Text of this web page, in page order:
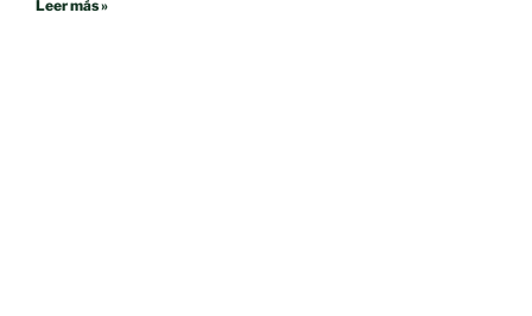
Leer más »